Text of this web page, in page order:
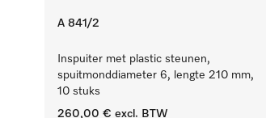
A 841/2
Inspuiter met plastic steunen,
spuitmonddiameter 6, lengte 210 mm,
10 stuks
260,00 € excl. BTW